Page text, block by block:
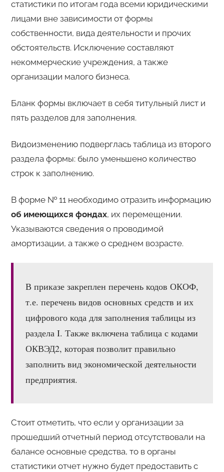
статистики по итогам года всеми юридическими
лицами вне зависимости от формы
собственности, вида деятельности и прочих
обстоятельств. Исключение составляют
некоммерческие учреждения, а также
организации малого бизнеса.
Бланк формы включает в себя титульный лист и
пять разделов для заполнения.
Видоизменению подверглась таблица из второго
раздела формы: было уменьшено количество
строк к заполнению.
В форме № 11 необходимо отразить информацию
об имеющихся фондах, их перемещении.
Указываются сведения о проводимой
амортизации, а также о среднем возрасте.
В приказе закреплен перечень кодов ОКОФ,
т.е. перечень видов основных средств и их
цифрового кода для заполнения таблицы из
раздела I. Также включена таблица с кодами
ОКВЭД2, которая позволит правильно
заполнить вид экономической деятельности
предприятия.
Стоит отметить, что если у организации за
прошедший отчетный период отсутствовали на
балансе основные средства, то в органы
статистики отчет нужно будет предоставить с